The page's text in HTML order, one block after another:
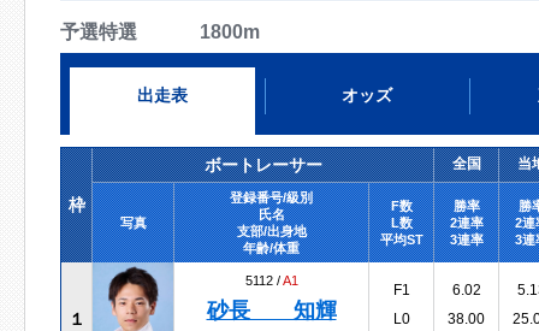
予選特選 1800m
出走表 オッズ
枠
ボートレーサー 全国 当
写真
登録番号/級別
氏名
支部/出身地
年齢/体重
F数
L数
平均ST
勝率
2連率
3連率
勝
2連
3連
１
5112 /A1
砂長 知輝
F1
L0
6.02
38.00